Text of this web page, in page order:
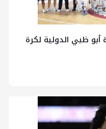
ظبي الدولية لكرة